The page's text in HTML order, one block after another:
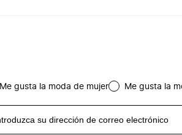
Me gusta la moda de mujer Me gusta la